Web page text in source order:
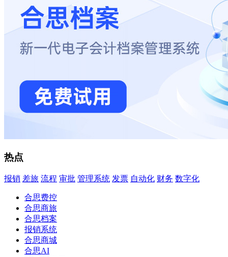
热点
报销 差旅 流程 审批 管理系统 发票 自动化 财务 数字化
合思费控
合思商旅
合思档案
报销系统
合思商城
合思AI